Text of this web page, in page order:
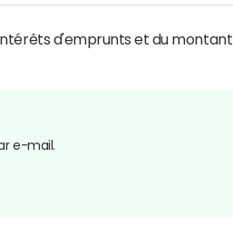
d'emprunts et du montant
e-mail.